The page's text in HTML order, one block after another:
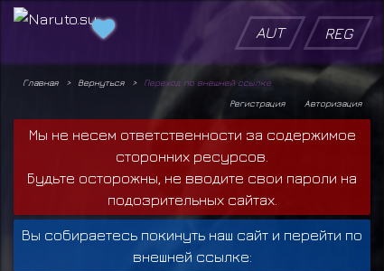
AUT REG
Главная Вернуться
Переход по внешней ссылке
Авторизация
Регистрация
Мы не несем ответственности за содержимое
сторонних ресурсов.
Будьте осторожны, не вводите свои пароли на
подозрительных сайтах.
Вы собираетесь покинуть наш сайт и перейти по
внешней ссылке: